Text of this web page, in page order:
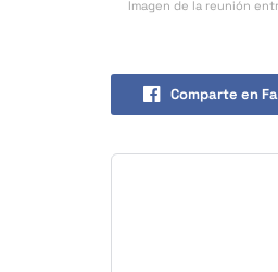
Imagen de la reunión
Comparte en